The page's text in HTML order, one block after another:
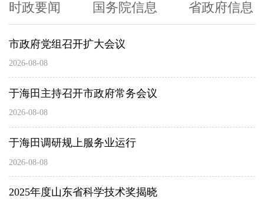
时政要闻 国务院信息 省政府信息
市政府党组召开扩大会议
2026-08-08
于海田主持召开市政府常务会议
2026-08-08
于海田调研规上服务业运行
2026-08-08
2025年度山东省科学技术奖揭晓